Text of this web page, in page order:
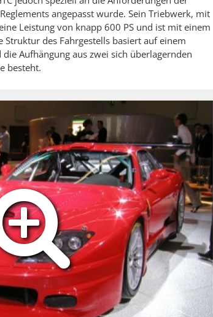
angepasst wurde. Sein Triebwerk, mit
Leistung von knapp 600 PS und ist mit einem
des Fahrgestells basiert auf einem
Aufhängung aus zwei sich überlagernden
besteht.